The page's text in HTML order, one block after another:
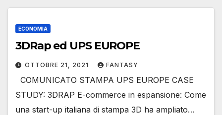
ECONOMIA
3DRap ed UPS EUROPE
OTTOBRE 21, 2021 FANTASY
COMUNICATO STAMPA UPS EUROPE CASE
STUDY: 3DRAP E-commerce in espansione: Come
una start-up italiana di stampa 3D ha ampliato…